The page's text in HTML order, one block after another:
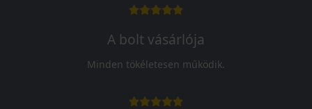
A bolt vásárlója
Minden tökéletesen működik.